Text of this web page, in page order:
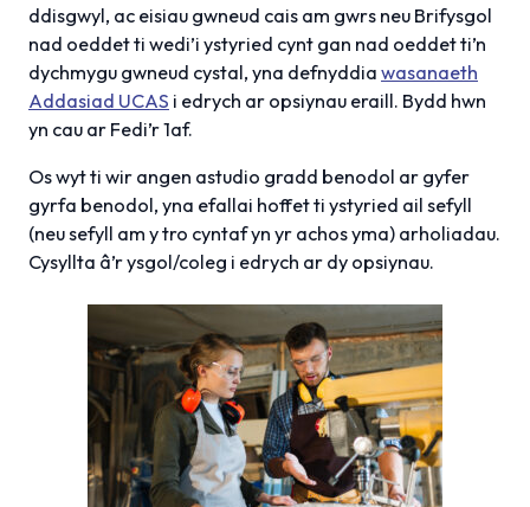
ddisgwyl, ac eisiau gwneud cais am gwrs neu Brifysgol
nad oeddet ti wedi’i ystyried cynt gan nad oeddet ti’n
dychmygu gwneud cystal, yna defnyddia wasanaeth
Addasiad UCAS i edrych ar opsiynau eraill. Bydd hwn
yn cau ar Fedi’r 1af.
Os wyt ti wir angen astudio gradd benodol ar gyfer
gyrfa benodol, yna efallai hoffet ti ystyried ail sefyll
(neu sefyll am y tro cyntaf yn yr achos yma) arholiadau.
Cysyllta â’r ysgol/coleg i edrych ar dy opsiynau.